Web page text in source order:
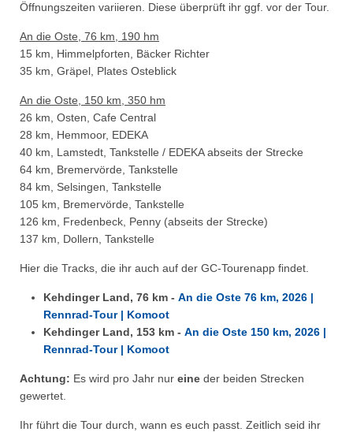
Öffnungszeiten variieren. Diese überprüft ihr ggf. vor der Tour.
An die Oste, 76 km, 190 hm
15 km, Himmelpforten, Bäcker Richter
35 km, Gräpel, Plates Osteblick
An die Oste, 150 km, 350 hm
26 km, Osten, Cafe Central
28 km, Hemmoor, EDEKA
40 km, Lamstedt, Tankstelle / EDEKA abseits der Strecke
64 km, Bremervörde, Tankstelle
84 km, Selsingen, Tankstelle
105 km, Bremervörde, Tankstelle
126 km, Fredenbeck, Penny (abseits der Strecke)
137 km, Dollern, Tankstelle
Hier die Tracks, die ihr auch auf der GC-Tourenapp findet.
Kehdinger Land, 76 km - An die Oste 76 km, 2026 |
Rennrad-Tour | Komoot
Kehdinger Land, 153 km - An die Oste 150 km, 2026 |
Rennrad-Tour | Komoot
Achtung: Es wird pro Jahr nur eine der beiden Strecken
gewertet.
Ihr führt die Tour durch, wann es euch passt. Zeitlich seid ihr